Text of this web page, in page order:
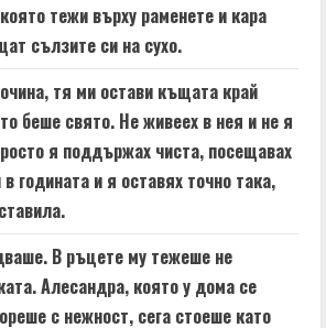
тежи върху раменете и кара
сълзите си на сухо.
тя ми остави къщата край
беше свято. Не живеех в нея и не я
я поддържах чиста, посещавах
годината и я оставях точно така,
В ръцете му тежеше не
Алесандра, която у дома се
с нежност, сега стоеше като